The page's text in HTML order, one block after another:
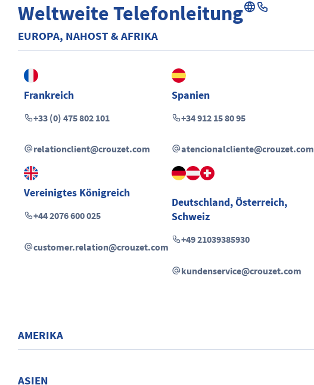
Weltweite Telefonleitung
EUROPA, NAHOST & AFRIKA
Frankreich
+33 (0) 475 802 101
relationclient@crouzet.com
Spanien
+34 912 15 80 95
atencionalcliente@crouzet.com
Vereinigtes Königreich
+44 2076 600 025
customer.relation@crouzet.com
Deutschland,Österreich,
Schweiz
+49 21039385930
kundenservice@crouzet.com
AMERIKA
ASIEN